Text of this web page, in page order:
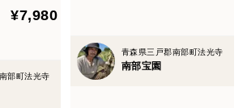
が特徴のにんにくです。
みが一層引き立ち、ホクホクとした食
さい。
¥7,980
部町法光寺
青森県三戸郡南部町法光寺
南部宝園